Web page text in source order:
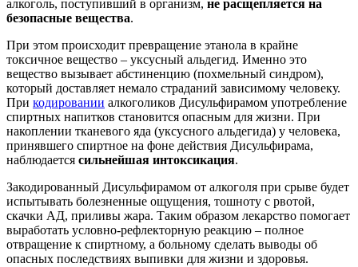
алкоголь, поступивший в организм, не расщепляется на
безопасные вещества.
При этом происходит превращение этанола в крайне
токсичное вещество – уксусный альдегид. Именно это
вещество вызывает абстиненцию (похмельный синдром),
который доставляет немало страданий зависимому человеку.
При кодировании алкоголиков Дисульфирамом употребление
спиртных напитков становится опасным для жизни. При
накоплении тканевого яда (уксусного альдегида) у человека,
принявшего спиртное на фоне действия Дисульфирама,
наблюдается сильнейшая интоксикация.
Закодированный Дисульфирамом от алкоголя при срыве будет
испытывать болезненные ощущения, тошноту с рвотой,
скачки АД, приливы жара. Таким образом лекарство помогает
выработать условно-рефлекторную реакцию – полное
отвращение к спиртному, а больному сделать выводы об
опасных последствиях выпивки для жизни и здоровья.